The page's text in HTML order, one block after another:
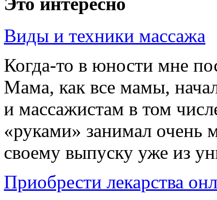
Виды и техники массажа
Когда-то в юности мне
Мама, как все мамы,
и массажистам в том
«руками» занимал очень
своему выпуску уже из
Приобрести лекарства